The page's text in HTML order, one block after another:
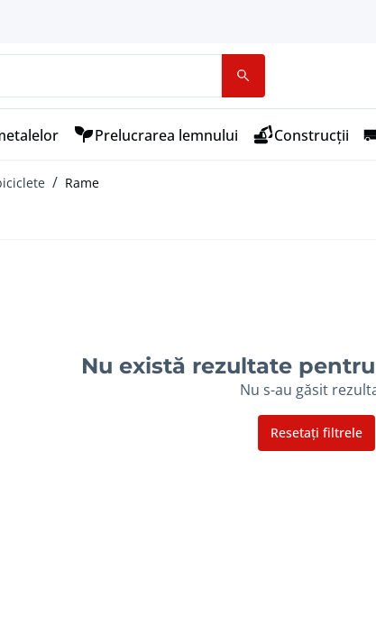
Prelucrarea lemnului Construcții
Rame
Nu există rezultate
Nu s-au găsit
Resetați filtrele